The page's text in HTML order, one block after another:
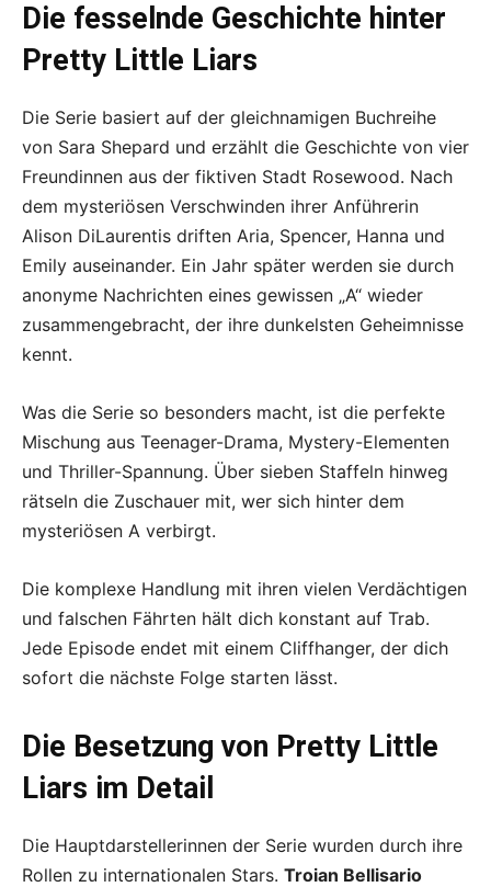
Die fesselnde Geschichte hinter
Pretty Little Liars
Die Serie basiert auf der gleichnamigen Buchreihe
von Sara Shepard und erzählt die Geschichte von vier
Freundinnen aus der fiktiven Stadt Rosewood. Nach
dem mysteriösen Verschwinden ihrer Anführerin
Alison DiLaurentis driften Aria, Spencer, Hanna und
Emily auseinander. Ein Jahr später werden sie durch
anonyme Nachrichten eines gewissen „A“ wieder
zusammengebracht, der ihre dunkelsten Geheimnisse
kennt.
Was die Serie so besonders macht, ist die perfekte
Mischung aus Teenager-Drama, Mystery-Elementen
und Thriller-Spannung. Über sieben Staffeln hinweg
rätseln die Zuschauer mit, wer sich hinter dem
mysteriösen A verbirgt.
Die komplexe Handlung mit ihren vielen Verdächtigen
und falschen Fährten hält dich konstant auf Trab.
Jede Episode endet mit einem Cliffhanger, der dich
sofort die nächste Folge starten lässt.
Die Besetzung von Pretty Little
Liars im Detail
Die Hauptdarstellerinnen der Serie wurden durch ihre
Rollen zu internationalen Stars. Troian Bellisario